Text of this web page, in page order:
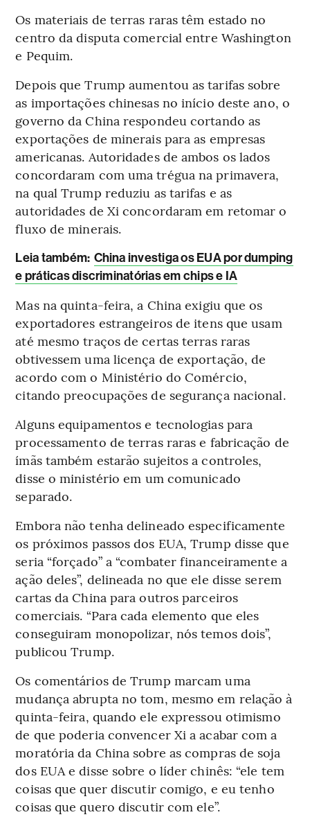
Os materiais de terras raras têm estado no
centro da disputa comercial entre Washington
e Pequim.
Depois que Trump aumentou as tarifas sobre
as importações chinesas no início deste ano, o
governo da China respondeu cortando as
exportações de minerais para as empresas
americanas. Autoridades de ambos os lados
concordaram com uma trégua na primavera,
na qual Trump reduziu as tarifas e as
autoridades de Xi concordaram em retomar o
fluxo de minerais.
Leia também: China investiga os EUA por dumping
e práticas discriminatórias em chips e IA
Mas na quinta-feira, a China exigiu que os
exportadores estrangeiros de itens que usam
até mesmo traços de certas terras raras
obtivessem uma licença de exportação, de
acordo com o Ministério do Comércio,
citando preocupações de segurança nacional.
Alguns equipamentos e tecnologias para
processamento de terras raras e fabricação de
ímãs também estarão sujeitos a controles,
disse o ministério em um comunicado
separado.
Embora não tenha delineado especificamente
os próximos passos dos EUA, Trump disse que
seria “forçado” a “combater financeiramente a
ação deles”, delineada no que ele disse serem
cartas da China para outros parceiros
comerciais. “Para cada elemento que eles
conseguiram monopolizar, nós temos dois”,
publicou Trump.
Os comentários de Trump marcam uma
mudança abrupta no tom, mesmo em relação à
quinta-feira, quando ele expressou otimismo
de que poderia convencer Xi a acabar com a
moratória da China sobre as compras de soja
dos EUA e disse sobre o líder chinês: “ele tem
coisas que quer discutir comigo, e eu tenho
coisas que quero discutir com ele”.